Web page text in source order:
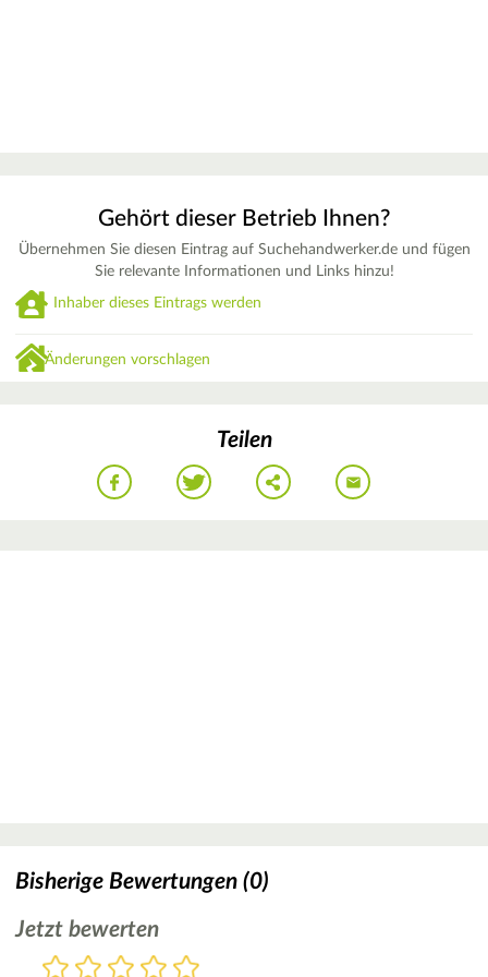
Gehört dieser Betrieb Ihnen?
Übernehmen Sie diesen Eintrag auf Suchehandwerker.de und fügen
Sie relevante Informationen und Links hinzu!
Inhaber dieses Eintrags werden
Änderungen vorschlagen
Teilen
Bisherige Bewertungen (0)
Jetzt bewerten
Bewertung
5
4
3
2
1